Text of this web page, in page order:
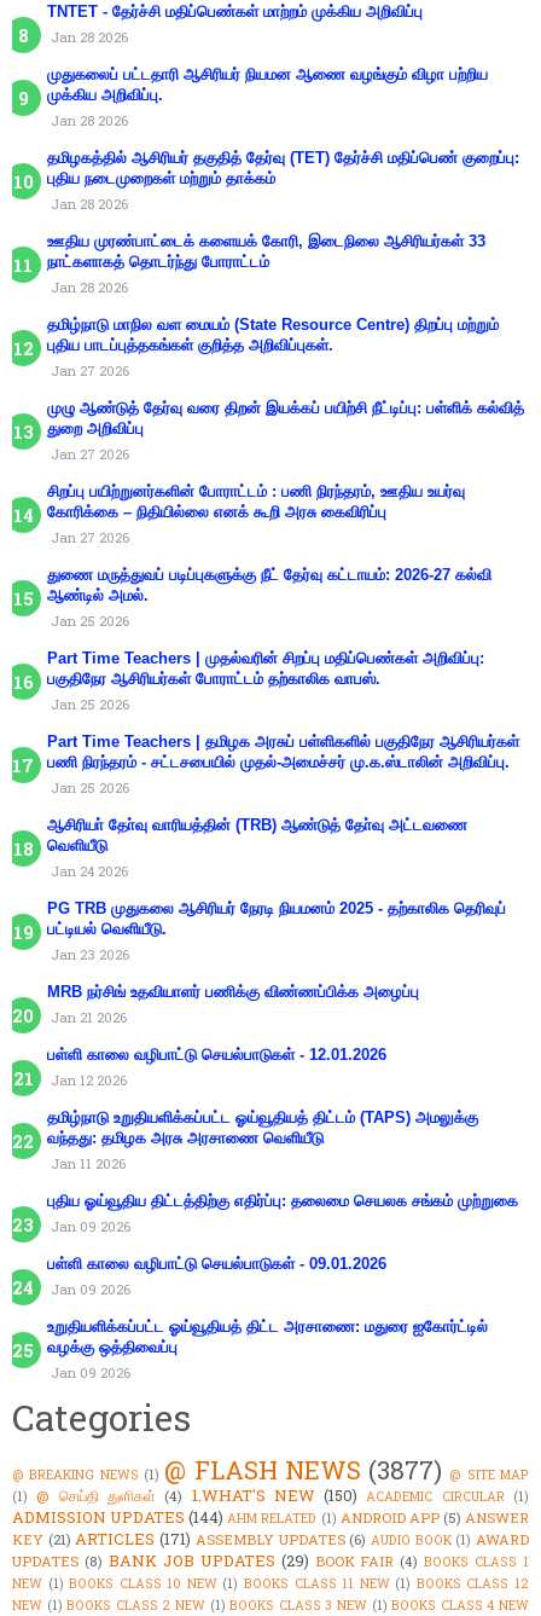
TNTET - தேர்ச்சி மதிப்பெண்கள் மாற்றம் முக்கிய அறிவிப்பு
Jan 28 2026
முதுகலைப் பட்டதாரி ஆசிரியர் நியமன ஆணை வழங்கும் விழா பற்றிய
முக்கிய அறிவிப்பு.
Jan 28 2026
தமிழகத்தில் ஆசிரியர் தகுதித் தேர்வு (TET) தேர்ச்சி மதிப்பெண் குறைப்பு:
புதிய நடைமுறைகள் மற்றும் தாக்கம்
Jan 28 2026
ஊதிய முரண்பாட்டைக் களையக் கோரி, இடைநிலை ஆசிரியர்கள் 33
நாட்களாகத் தொடர்ந்து போராட்டம்
Jan 28 2026
தமிழ்நாடு மாநில வள மையம் (State Resource Centre) திறப்பு மற்றும்
புதிய பாடப்புத்தகங்கள் குறித்த அறிவிப்புகள்.
Jan 27 2026
முழு ஆண்டுத் தேர்வு வரை திறன் இயக்கப் பயிற்சி நீட்டிப்பு: பள்ளிக் கல்வித்
துறை அறிவிப்பு
Jan 27 2026
சிறப்பு பயிற்றுனர்களின் போராட்டம் : பணி நிரந்தரம், ஊதிய உயர்வு
கோரிக்கை – நிதியில்லை எனக் கூறி அரசு கைவிரிப்பு
Jan 27 2026
துணை மருத்துவப் படிப்புகளுக்கு நீட் தேர்வு கட்டாயம்: 2026-27 கல்வி
ஆண்டில் அமல்.
Jan 25 2026
Part Time Teachers | முதல்வரின் சிறப்பு மதிப்பெண்கள் அறிவிப்பு:
பகுதிநேர ஆசிரியர்கள் போராட்டம் தற்காலிக வாபஸ்.
Jan 25 2026
Part Time Teachers | தமிழக அரசுப் பள்ளிகளில் பகுதிநேர ஆசிரியர்கள்
பணி நிரந்தரம் - சட்டசபையில் முதல்-அமைச்சர் மு.க.ஸ்டாலின் அறிவிப்பு.
Jan 25 2026
ஆசிரியா் தோ்வு வாரியத்தின் (TRB) ஆண்டுத் தோ்வு அட்டவணை
வெளியீடு
Jan 24 2026
PG TRB முதுகலை ஆசிரியர் நேரடி நியமனம் 2025 - தற்காலிக தெரிவுப்
பட்டியல் வெளியீடு.
Jan 23 2026
MRB நர்சிங் உதவியாளர் பணிக்கு விண்ணப்பிக்க அழைப்பு
Jan 21 2026
பள்ளி காலை வழிபாட்டு செயல்பாடுகள் - 12.01.2026
Jan 12 2026
தமிழ்நாடு உறுதியளிக்கப்பட்ட ஓய்வூதியத் திட்டம் (TAPS) அமலுக்கு
வந்தது: தமிழக அரசு அரசாணை வெளியீடு
Jan 11 2026
புதிய ஓய்வூதிய திட்டத்திற்கு எதிர்ப்பு: தலைமை செயலக சங்கம் முற்றுகை
Jan 09 2026
பள்ளி காலை வழிபாட்டு செயல்பாடுகள் - 09.01.2026
Jan 09 2026
உறுதியளிக்கப்பட்ட ஓய்வூதியத் திட்ட அரசாணை: மதுரை ஐகோர்ட்டில்
வழக்கு ஒத்திவைப்பு
Jan 09 2026
Categories
@ BREAKING NEWS (1) @ FLASH NEWS (3877) @ SITE MAP
(1) @ செய்தி துளிகள் (4) 1.WHAT'S NEW (150) ACADEMIC CIRCULAR (1)
ADMISSION UPDATES (144) AHM RELATED (1) ANDROID APP (5) ANSWER
KEY (21) ARTICLES (171) ASSEMBLY UPDATES (6) AUDIO BOOK (1) AWARD
UPDATES (8) BANK JOB UPDATES (29) BOOK FAIR (4) BOOKS CLASS 1
NEW (1) BOOKS CLASS 10 NEW (1) BOOKS CLASS 11 NEW (1) BOOKS CLASS 12
NEW (1) BOOKS CLASS 2 NEW (1) BOOKS CLASS 3 NEW (1) BOOKS CLASS 4 NEW